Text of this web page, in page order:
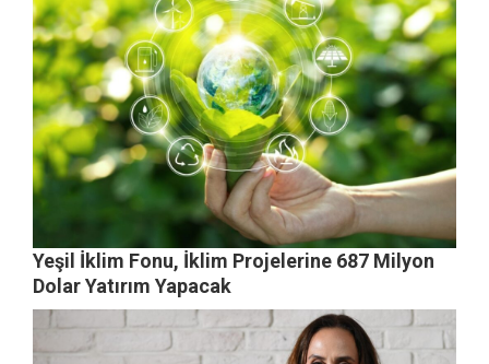
Yeşil İklim Fonu, İklim Projelerine 687 Milyon
Dolar Yatırım Yapacak